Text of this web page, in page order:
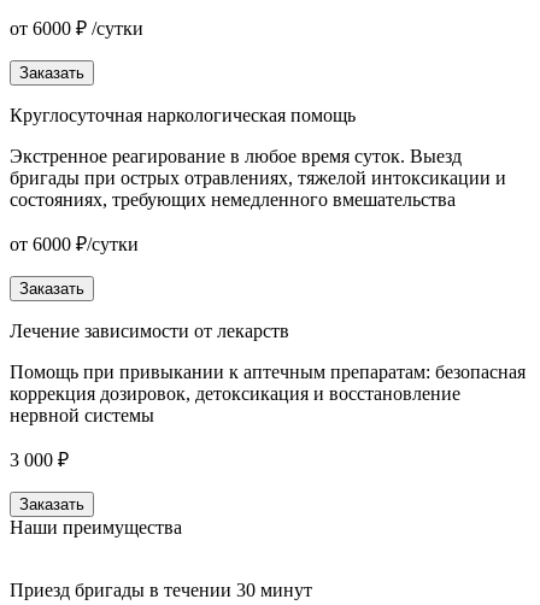
от 6000 ₽ /сутки
Заказать
Круглосуточная наркологическая помощь
Экстренное реагирование в любое время суток. Выезд
бригады при острых отравлениях, тяжелой интоксикации и
состояниях, требующих немедленного вмешательства
от 6000 ₽/сутки
Заказать
Лечение зависимости от лекарств
Помощь при привыкании к аптечным препаратам: безопасная
коррекция дозировок, детоксикация и восстановление
нервной системы
3 000 ₽
Заказать
Наши преимущества
Приезд бригады в течении 30 минут